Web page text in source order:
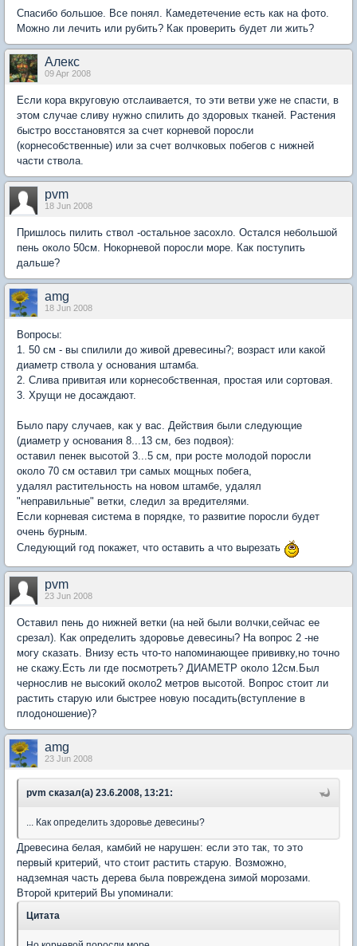
Спасибо большое. Все понял. Камедетечение есть как на фото.
Можно ли лечить или рубить? Как проверить будет ли жить?
Aлекc
09 Apr 2008
Если кора вкруговую отслаивается, то эти ветви уже не спасти, в
этом случае сливу нужно спилить до здоровых тканей. Растения
быстро восстановятся за счет корневой поросли
(корнесобственные) или за счет волчковых побегов с нижней
части ствола.
pvm
18 Jun 2008
Пришлось пилить ствол -остальное засохло. Остался небольшой
пень около 50см. Нокорневой поросли море. Как поступить
дальше?
amg
18 Jun 2008
Вопросы:
1. 50 см - вы спилили до живой древесины?; возраст или какой
диаметр ствола у основания штамба.
2. Слива привитая или корнесобственная, простая или сортовая.
3. Хрущи не досаждают.
Было пару случаев, как у вас. Действия были следующие
(диаметр у основания 8...13 см, без подвоя):
оставил пенек высотой 3...5 см, при росте молодой поросли
около 70 см оставил три самых мощных побега,
удалял растительность на новом штамбе, удалял
"неправильные" ветки, следил за вредителями.
Если корневая система в порядке, то развитие поросли будет
очень бурным.
Следующий год покажет, что оставить а что вырезать
pvm
23 Jun 2008
Оставил пень до нижней ветки (на ней были волчки,сейчас ее
срезал). Как определить здоровье девесины? На вопрос 2 -не
могу сказать. Внизу есть что-то напоминающее прививку,но точно
не скажу.Есть ли где посмотреть? ДИАМЕТР около 12см.Был
чернослив не высокий около2 метров высотой. Вопрос стоит ли
растить старую или быстрее новую посадить(вступление в
плодоношение)?
amg
23 Jun 2008
pvm сказал(а) 23.6.2008, 13:21:
... Как определить здоровье девесины?
Древесина белая, камбий не нарушен: если это так, то это
первый критерий, что стоит растить старую. Возможно,
надземная часть дерева была повреждена зимой морозами.
Второй критерий Вы упоминали:
Цитата